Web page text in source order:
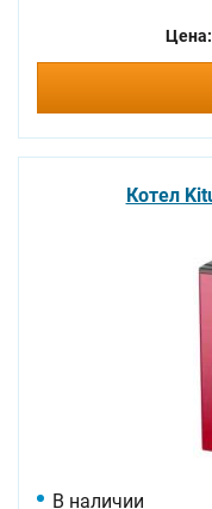
Цена:
Котел
В наличии